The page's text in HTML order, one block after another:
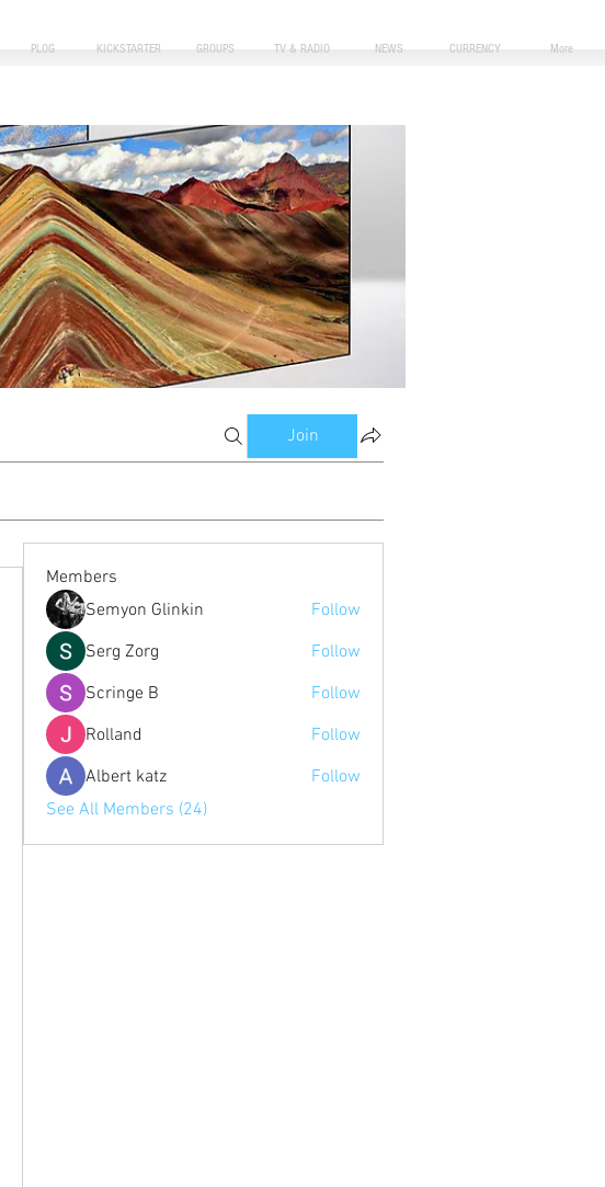
PLOG KICKSTARTER GROUPS TV & RADIO NEWS CURRENCY More
Join
Members
Semyon Glinkin
Follow
Serg Zorg
Follow
Scringe B
Follow
Rolland
Follow
Albert katz
Follow
See All Members (24)